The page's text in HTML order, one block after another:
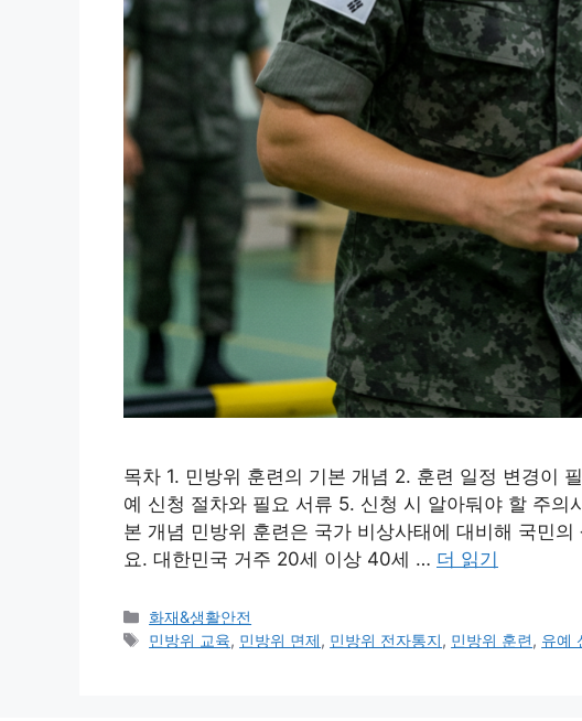
목차 1. 민방위 훈련의 기본 개념 2. 훈련 일정 변경이
예 신청 절차와 필요 서류 5. 신청 시 알아둬야 할 주의
본 개념 민방위 훈련은 국가 비상사태에 대비해 국민
요. 대한민국 거주 20세 이상 40세 … 더 읽기
카
테
화재&생활안전
태
민방위 교육, 민방위 면제, 민방위 전자통지, 민방위 훈련, 유예